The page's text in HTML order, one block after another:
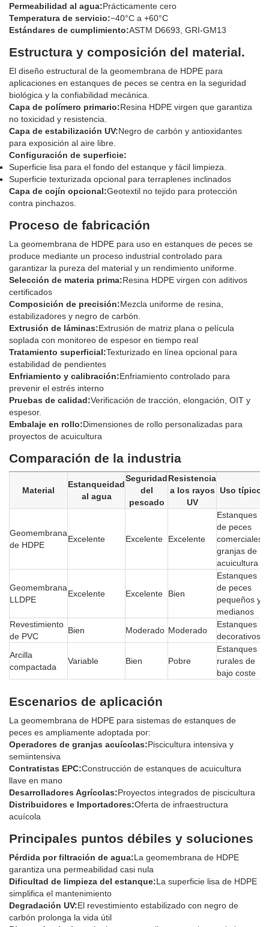
Permeabilidad al agua:Prácticamente cero
Temperatura de servicio:−40°C a +60°C
Estándares de cumplimiento:ASTM D6693, GRI-GM13
Estructura y composición del material.
El diseño estructural de la geomembrana de HDPE para
aplicaciones en estanques de peces se centra en la seguridad
biológica y la confiabilidad mecánica.
Capa de polímero primario:Resina HDPE virgen que garantiza
no toxicidad y resistencia.
Capa de estabilización UV:Negro de carbón y antioxidantes
para exposición al aire libre.
Configuración de superficie:
Superficie lisa para el fondo del estanque y fácil limpieza.
Superficie texturizada opcional para terraplenes inclinados
Capa de cojín opcional:Geotextil no tejido para protección
contra pinchazos.
Proceso de fabricación
La geomembrana de HDPE para uso en estanques de peces se
produce mediante un proceso industrial controlado para
garantizar la pureza del material y un rendimiento uniforme.
Selección de materia prima:Resina HDPE virgen con aditivos
certificados
Composición de precisión:Mezcla uniforme de resina,
estabilizadores y negro de carbón.
Extrusión de láminas:Extrusión de matriz plana o película
soplada con monitoreo de espesor en tiempo real
Tratamiento superficial:Texturizado en línea opcional para
estabilidad de pendientes
Enfriamiento y calibración:Enfriamiento controlado para
prevenir el estrés interno
Pruebas de calidad:Verificación de tracción, elongación, OIT y
espesor.
Embalaje en rollo:Dimensiones de rollo personalizadas para
proyectos de acuicultura
Comparación de la industria
Material
Estanqueidad
al agua
Seguridad
del
pescado
Resistencia
a los rayos
UV
Uso típico
Geomembrana
de HDPE
Excelente Excelente Excelente
Estanques
de peces
comerciales,
granjas de
acuicultura
Geomembrana
LLDPE
Excelente Excelente Bien
Estanques
de peces
pequeños y
medianos
Revestimiento
de PVC
Bien Moderado Moderado
Estanques
decorativos
Arcilla
compactada
Variable Bien Pobre
Estanques
rurales de
bajo coste
Escenarios de aplicación
La geomembrana de HDPE para sistemas de estanques de
peces es ampliamente adoptada por:
Operadores de granjas acuícolas:Piscicultura intensiva y
semiintensiva
Contratistas EPC:Construcción de estanques de acuicultura
llave en mano
Desarrolladores Agrícolas:Proyectos integrados de piscicultura
Distribuidores e Importadores:Oferta de infraestructura
acuícola
Principales puntos débiles y soluciones
Pérdida por filtración de agua:La geomembrana de HDPE
garantiza una permeabilidad casi nula
Dificultad de limpieza del estanque:La superficie lisa de HDPE
simplifica el mantenimiento
Degradación UV:El revestimiento estabilizado con negro de
carbón prolonga la vida útil